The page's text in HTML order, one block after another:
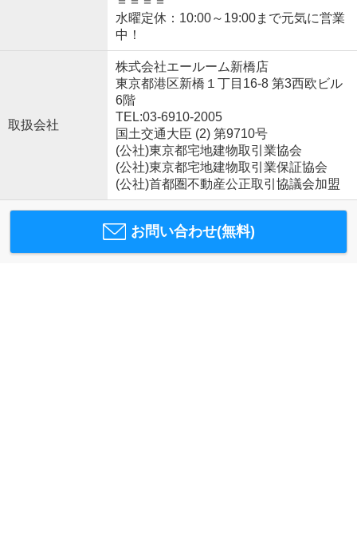
水曜定休：10:00～19:00まで元気に営業
中！
取扱会社
株式会社エールーム新橋店
東京都港区新橋１丁目16-8 第3西欧ビル
6階
TEL:03-6910-2005
国土交通大臣 (2) 第9710号
(公社)東京都宅地建物取引業協会
(公社)東京都宅地建物取引業保証協会
(公社)首都圏不動産公正取引協議会加盟
お問い合わせ(無料)